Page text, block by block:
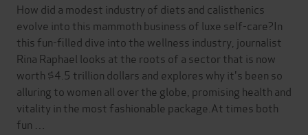
How did a modest industry of diets and calisthenics
evolve into this mammoth business of luxe self-care?In
this fun-filled dive into the wellness industry, journalist
Rina Raphael looks at the roots of a sector that is now
worth $4.5 trillion dollars and explores why it's been so
alluring to women all over the globe, promising health and
vitality in the most fashionable package.At times both
fun …